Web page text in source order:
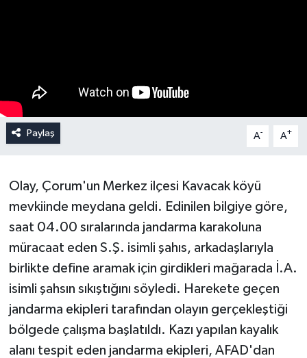
Paylaş A- A+
Olay, Çorum'un Merkez ilçesi Kavacak köyü
mevkiinde meydana geldi. Edinilen bilgiye göre,
saat 04.00 sıralarında jandarma karakoluna
müracaat eden S.Ş. isimli şahıs, arkadaşlarıyla
birlikte define aramak için girdikleri mağarada İ.A.
isimli şahsın sıkıştığını söyledi. Harekete geçen
jandarma ekipleri tarafından olayın gerçekleştiği
bölgede çalışma başlatıldı. Kazı yapılan kayalık
alanı tespit eden jandarma ekipleri, AFAD'dan